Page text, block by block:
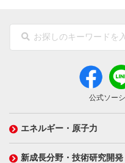
公式ソー
エネルギー・原子力
新成長分野・技術研究開発